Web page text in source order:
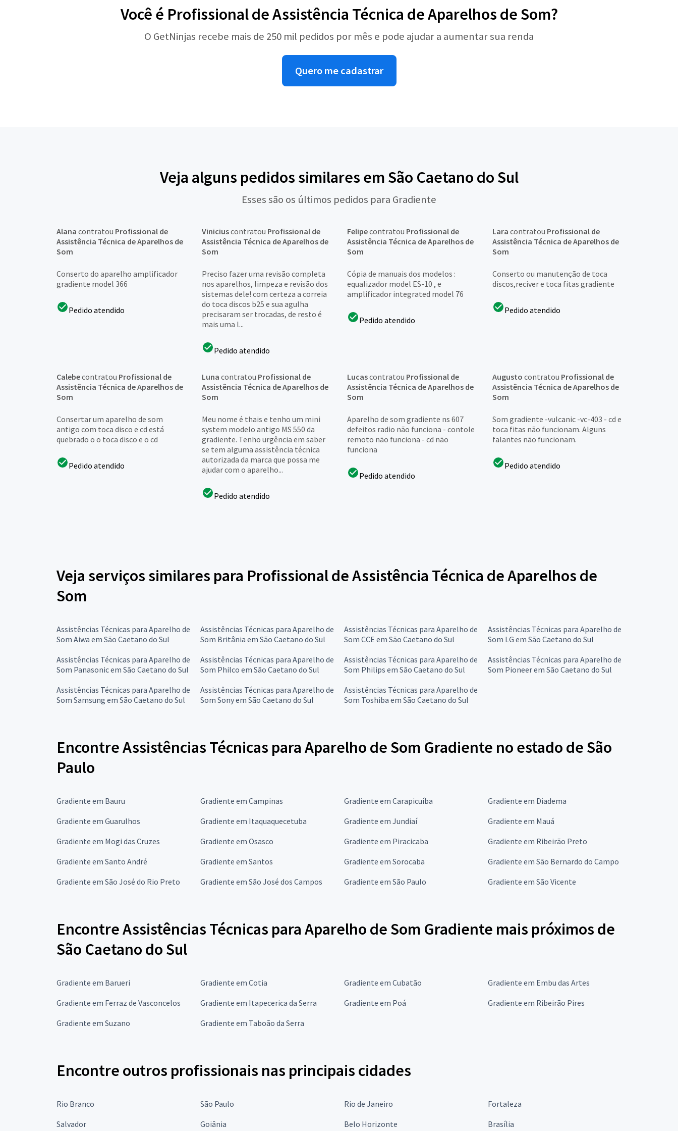
Você é Profissional de Assistência Técnica de Aparelhos de Som?
O GetNinjas recebe mais de 250 mil pedidos por mês e pode ajudar a aumentar sua renda
Quero me cadastrar
Veja alguns pedidos similares em São Caetano do Sul
Esses são os últimos pedidos para Gradiente
Alana contratou Profissional de
Assistência Técnica de Aparelhos de
Som
Conserto do aparelho amplificador
gradiente model 366
Pedido atendido
Viniciuscontratou Profissional de
Assistência Técnica de Aparelhos de
Som
Preciso fazer uma revisão completa
nos aparelhos, limpeza e revisão dos
sistemas dele! com certeza a correia
do toca discos b25 e sua agulha
precisaram ser trocadas, de resto é
mais uma l...
Pedido atendido
Felipecontratou Profissional de
Assistência Técnica de Aparelhos de
Som
Cópia de manuais dos modelos :
equalizador model ES-10 , e
amplificador integrated model 76
Pedido atendido
Lara contratou Profissional de
Assistência Técnica de Aparelhos de
Som
Conserto ou manutenção de toca
discos,reciver e toca fitas gradiente
Pedido atendido
Calebecontratou Profissional de
Assistência Técnica de Aparelhos de
Som
Consertar um aparelho de som
antigo com toca disco e cd está
quebrado o o toca disco e o cd
Pedido atendido
Luna contratou Profissional de
Assistência Técnica de Aparelhos de
Som
Meu nome é thais e tenho um mini
system modelo antigo MS 550 da
gradiente. Tenho urgência em saber
se tem alguma assistência técnica
autorizada da marca que possa me
ajudar com o aparelho...
Pedido atendido
Lucascontratou Profissional de
Assistência Técnica de Aparelhos de
Som
Aparelho de som gradiente ns 607
defeitos radio não funciona - contole
remoto não funciona - cd não
funciona
Pedido atendido
Augusto contratou Profissional de
Assistência Técnica de Aparelhos de
Som
Som gradiente -vulcanic -vc-403 - cd e
toca fitas não funcionam. Alguns
falantes não funcionam.
Pedido atendido
Veja serviços similares para Profissional de Assistência Técnica de Aparelhos de
Som
Assistências Técnicas para Aparelho de
Som Aiwa em São Caetano do Sul
Assistências Técnicas para Aparelho de
Som Britânia em São Caetano do Sul
Assistências Técnicas para Aparelho de
Som CCE em São Caetano do Sul
Assistências Técnicas para Aparelho de
Som LG em São Caetano do Sul
Assistências Técnicas para Aparelho de
Som Panasonic em São Caetano do Sul
Assistências Técnicas para Aparelho de
Som Philco em São Caetano do Sul
Assistências Técnicas para Aparelho de
Som Philips em São Caetano do Sul
Assistências Técnicas para Aparelho de
Som Pioneer em São Caetano do Sul
Assistências Técnicas para Aparelho de
Som Samsung em São Caetano do Sul
Assistências Técnicas para Aparelho de
Som Sony em São Caetano do Sul
Assistências Técnicas para Aparelho de
Som Toshiba em São Caetano do Sul
Encontre Assistências Técnicas para Aparelho de Som Gradiente no estado de São
Paulo
Gradiente em Bauru Gradiente em Campinas Gradiente em Carapicuíba
Gradiente em Diadema
Gradiente em Guarulhos
Gradiente em Itaquaquecetuba Gradiente em Jundiaí
Gradiente em Mauá
Gradiente em Mogi das Cruzes
Gradiente em Osasco Gradiente em Piracicaba
Gradiente em Ribeirão Preto
Gradiente em Santo André
Gradiente em Santos Gradiente em Sorocaba
Gradiente em São Bernardo do Campo
Gradiente em São José do Rio Preto
Gradiente em São José dos Campos Gradiente em São Paulo Gradiente em São Vicente
Encontre Assistências Técnicas para Aparelho de Som Gradiente mais próximos de
São Caetano do Sul
Gradiente em Barueri Gradiente em Cotia Gradiente em Cubatão
Gradiente em Embu das Artes
Gradiente em Ferraz de Vasconcelos
Gradiente em Itapecerica da Serra Gradiente em Poá
Gradiente em Ribeirão Pires
Gradiente em Suzano
Gradiente em Taboão da Serra
Encontre outros profissionais nas principais cidades
Rio Branco São Paulo Rio de Janeiro
Fortaleza
Salvador
Goiânia Belo Horizonte Brasília